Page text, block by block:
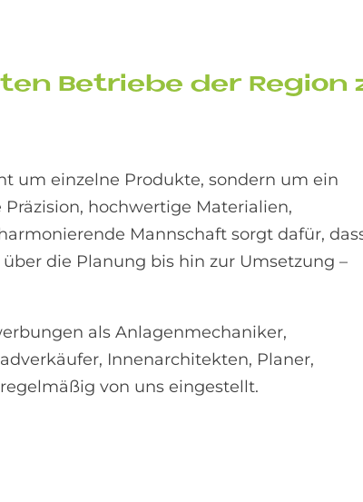
Be­trie­be der
um einzelne Produkte, sondern um ein
hochwertige Materialien,
Mannschaft sorgt dafür,
die Planung bis hin zur Umsetzung –
als Anlagenmechaniker,
Innenarchitekten, Planer,
von uns eingestellt.